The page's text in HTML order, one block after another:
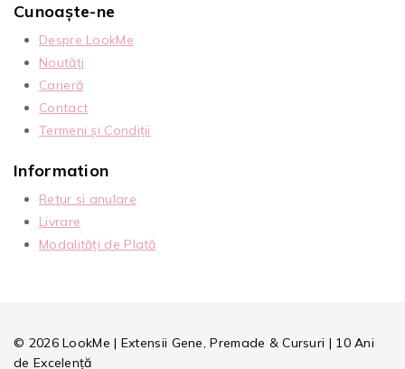
Cunoaște-ne
Despre LookMe
Noutăți
Carieră
Contact
Termeni și Condiții
Information
Retur si anulare
Livrare
Modalități de Plată
© 2026 LookMe | Extensii Gene, Premade & Cursuri | 10 Ani
de Excelență